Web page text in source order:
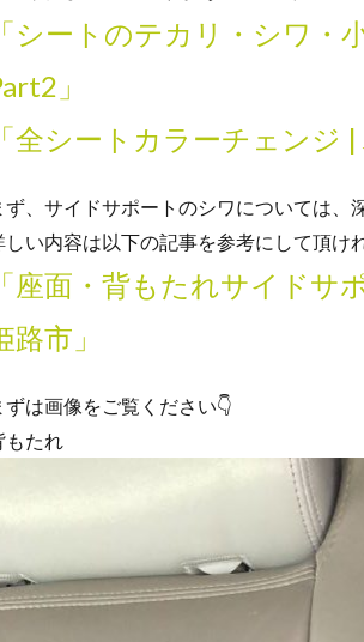
「シートのテカリ・シワ・
」
「全シートカラーチェンジ
ず、サイドサポートのシワについては
しい内容は以下の記事を参考にして頂け
「座面・背もたれサイド
路市」
ずは画像をご覧ください👇
もたれ